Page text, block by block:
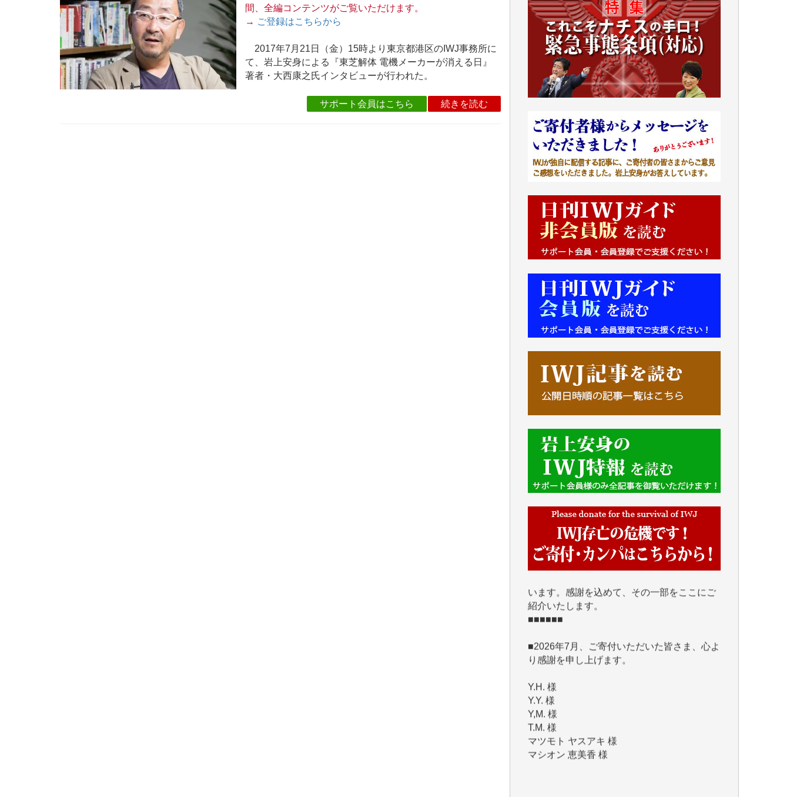
間、全編コンテンツがご覧いただけます。
→ ご登録はこちらから
2017年7月21日（金）15時より東京都港区のIWJ事務所に
て、岩上安身による『東芝解体 電機メーカーが消える日』
著者・大西康之氏インタビューが行われた。
サポート会員はこちら 続きを読む
■■■■■■
IWJには、ご寄付・カンパをいただいた方々
より、たくさんの応援のメッセージが届いて
います。感謝を込めて、その一部をここにご
■■■■■■
■2026年7月、ご寄付いただいた皆さま、心よ
Y.H. 様
Y,M. 様
T.M. 様
マツモト ヤスアキ 様
マシオン 恵美香 様
岩井 祐子 様
吉村 隆子 様